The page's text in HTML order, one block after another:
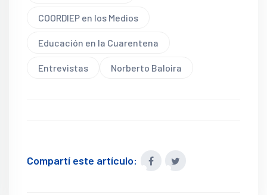
COORDIEP en los Medios
Educación en la Cuarentena
Entrevistas Norberto Baloira
Compartí este artículo: